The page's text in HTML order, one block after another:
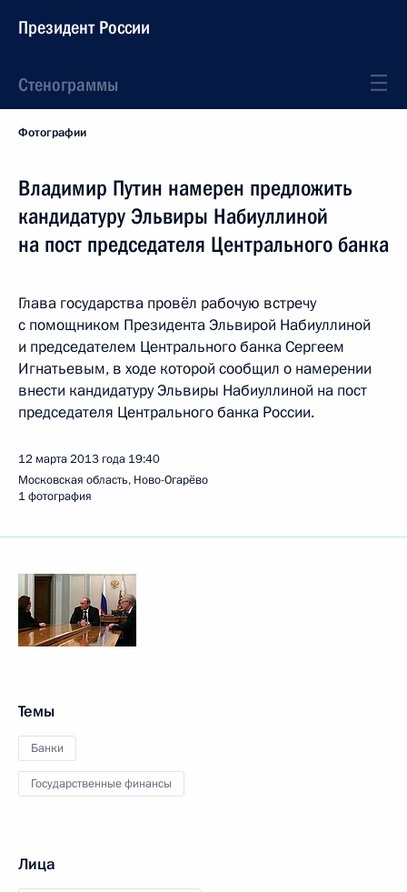
Президент России
Стенограммы
Фотографии
Владимир Путин намерен предложить
кандидатуру Эльвиры Набиуллиной
на пост председателя Центрального банка
Глава государства провёл рабочую встречу
с помощником Президента Эльвирой Набиуллиной
и председателем Центрального банка Сергеем
Игнатьевым, в ходе которой сообщил о намерении
внести кандидатуру Эльвиры Набиуллиной на пост
председателя Центрального банка России.
12 марта 2013 года 19:40
Московская область, Ново-Огарёво
1 фотография
Темы
Банки
Государственные финансы
Лица